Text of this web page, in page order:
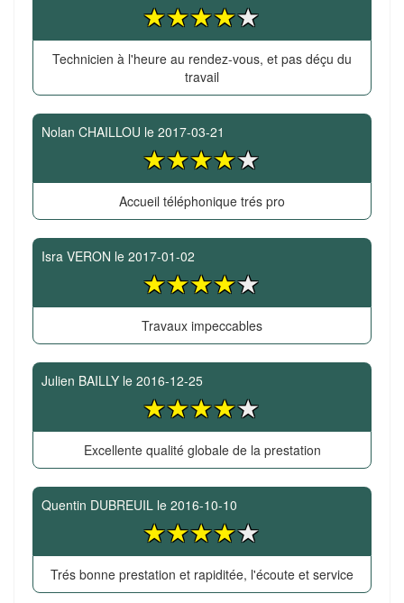
Technicien à l'heure au rendez-vous, et pas déçu du
travail
Nolan CHAILLOU le 2017-03-21
Accueil téléphonique trés pro
Isra VERON le 2017-01-02
Travaux impeccables
Julien BAILLY le 2016-12-25
Excellente qualité globale de la prestation
Quentin DUBREUIL le 2016-10-10
Trés bonne prestation et rapiditée, l'écoute et service